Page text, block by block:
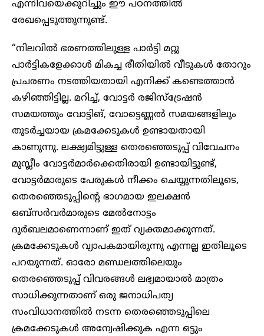
എന്നിവയെക്കുറിച്ചും ഈ പഠനത്തിൽ
രേഖപ്പെടുത്തുന്നുണ്ട്.
“നിലവിൽ ഭരണത്തിലുള്ള പാർട്ടി മറ്റു
പാർട്ടികളേക്കാൾ മികച്ച രീതിയിൽ വീടുകൾ തോറും
പ്രചരണം നടത്തിയതായി എനിക്ക് കണ്ടെത്താൻ
കഴിഞ്ഞിട്ടില്ല. മറിച്ച്, വോട്ടർ രജിസ്‌ട്രേഷൻ
സമയത്തും വോട്ടിങ്, വോട്ടെണ്ണൽ സമയങ്ങളിലും
തുടർച്ചയായ ക്രമക്കേടുകൾ ഉണ്ടായതായി
കാണുന്നു. ലക്ഷ്യമിട്ടുള്ള തെരഞ്ഞെടുപ്പ് വിവേചനം
മുസ്ലീം വോട്ടർമാർക്കെതിരായി ഉണ്ടായിട്ടുണ്ട്,
വോട്ടർമാരുടെ പേരുകൾ നീക്കം ചെയ്യുന്നതിലൂടെ,
തെരഞ്ഞെടുപ്പിന്റെ ഭാഗമായ ഇലക്ഷൻ
ഒബ്‌സർവർമാരുടെ മേൽനോട്ടം
ദുർബലമാണെന്നാണ് ഇത് വ്യക്തമാക്കുന്നത്.
ക്രമക്കേടുകൾ വ്യാപകമായിരുന്നു എന്നല്ല ഇതിലൂടെ
പറയുന്നത്. ഓരോ മണ്ഡലത്തിലെയും
തെരഞ്ഞെടുപ്പ് വിവരങ്ങൾ ലഭ്യമായാൽ മാത്രം
സാധിക്കുന്നതാണ് ഒരു ജനാധിപത്യ
സംവിധാനത്തിൽ നടന്ന തെരഞ്ഞെടുപ്പിലെ
ക്രമക്കേടുകൾ അന്വേഷിക്കുക എന്ന ഒട്ടും